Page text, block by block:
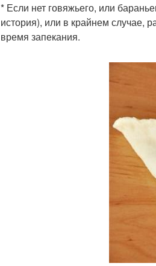
* Если нет говяжьего, или
история), или в крайнем случае,
время запекания.